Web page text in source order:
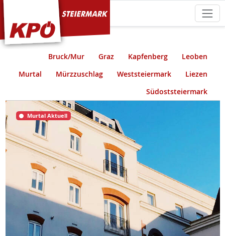
KPÖ Steiermark
Bruck/Mur Graz Kapfenberg
Leoben
Murtal
Mürzzuschlag Weststeiermark
Liezen
Südoststeiermark
Murtal Aktuell